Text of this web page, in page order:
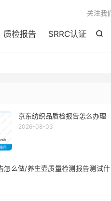

质检报告 SRRC认证
关注我
京东纺织品质检报告怎么办理
2026-08-03
怎么做/养生壶质量检测报告测试什